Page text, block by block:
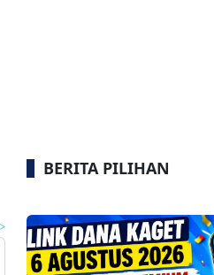
BERITA PILIHAN